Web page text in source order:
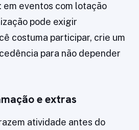
em eventos com lotação
pode exigir
costuma participar, crie um
para não depender
e extras
atividade antes do